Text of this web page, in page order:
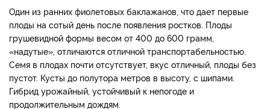
Один из ранних фиолетовых баклажанов, что дает первые
плоды на сотый день после появления ростков. Плоды
грушевидной формы весом от 400 до 600 грамм,
«надутые», отличаются отличной транспортабельностью.
Семя в плодах почти отсутствует, вкус отличный, плоды без
пустот. Кусты до полутора метров в высоту, с шипами.
Гибрид урожайный, устойчивый к непогоде и
продолжительным дождям.